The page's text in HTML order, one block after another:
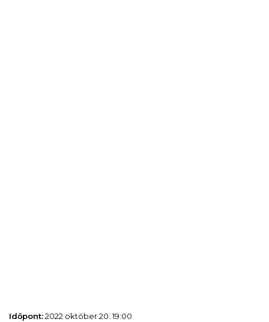
Időpont:2022 október 20. 19:00